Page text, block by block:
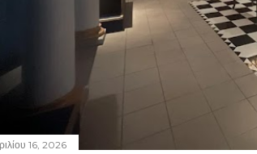
16, 2026